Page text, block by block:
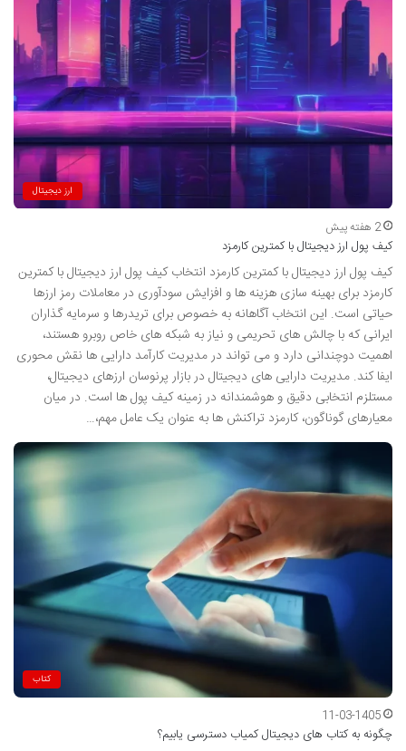
ارز دیجیتال
2 هفته پیش
کیف پول ارز دیجیتال با کمترین کارمزد
کیف پول ارز دیجیتال با کمترین کارمزد انتخاب کیف پول ارز دیجیتال با کمترین
کارمزد برای بهینه سازی هزینه ها و افزایش سودآوری در معاملات رمز ارزها
حیاتی است. این انتخاب آگاهانه به خصوص برای تریدرها و سرمایه گذاران
ایرانی که با چالش های تحریمی و نیاز به شبکه های خاص روبرو هستند،
اهمیت دوچندانی دارد و می تواند در مدیریت کارآمد دارایی ها نقش محوری
ایفا کند. مدیریت دارایی های دیجیتال در بازار پرنوسان ارزهای دیجیتال،
مستلزم انتخابی دقیق و هوشمندانه در زمینه کیف پول ها است. در میان
معیارهای گوناگون، کارمزد تراکنش ها به عنوان یک عامل مهم،…
کتاب
11-03-1405
چگونه به کتاب های دیجیتال کمیاب دسترسی یابیم؟